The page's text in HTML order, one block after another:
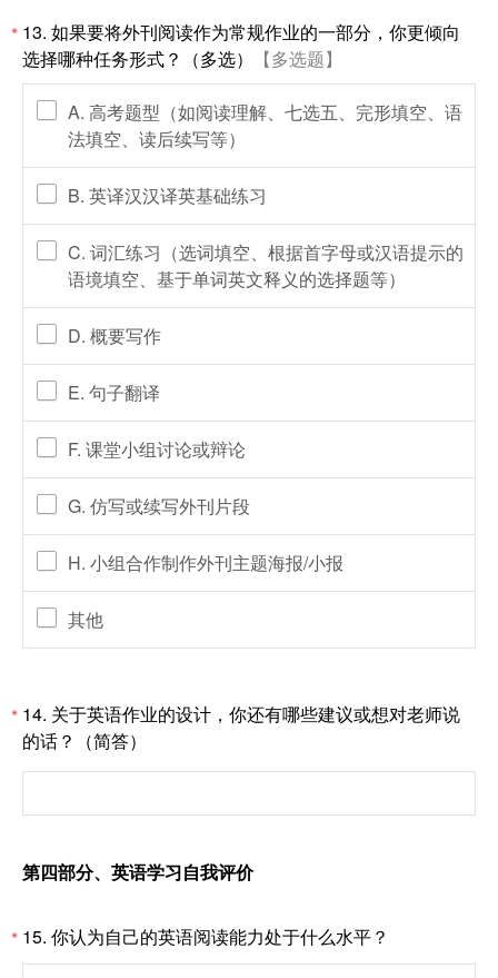
* 13. 如果要将外刊阅读作为常规作业的一部分，你更倾向
选择哪种任务形式？（多选）
【多选题】
A. 高考题型（如阅读理解、七选五、完形填空、语
法填空、读后续写等）
B. 英译汉汉译英基础练习
C. 词汇练习（选词填空、根据首字母或汉语提示的
语境填空、基于单词英文释义的选择题等）
D. 概要写作
E. 句子翻译
F. 课堂小组讨论或辩论
G. 仿写或续写外刊片段
H. 小组合作制作外刊主题海报/小报
其他
* 14. 关于英语作业的设计，你还有哪些建议或想对老师说
的话？（简答）
第四部分、英语学习自我评价
* 15. 你认为自己的英语阅读能力处于什么水平？